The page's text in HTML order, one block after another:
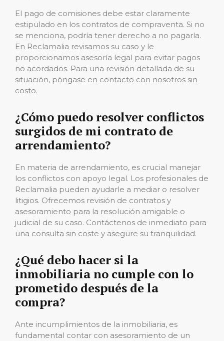
El pago de comisiones debe estar claramente
estipulado en los contratos de compraventa. Si no
se menciona, podría tener derecho a no pagarla.
En Reclamalia revisamos su caso y le
proporcionamos asesoría legal para evitar pagos
no acordados. Para una revisión detallada de su
situación, póngase en contacto con nosotros sin
costo.
¿Cómo puedo resolver conflictos
surgidos de mi contrato de
arrendamiento?
En materia de arrendamiento, es crucial manejar
los conflictos con apoyo legal. Los profesionales de
Reclamalia pueden ayudarle a mediar o resolver
litigios. Ofrecemos revisión de contratos y
asesoramiento para la resolución amigable o
judicial de su caso. Contáctenos de inmediato para
una consulta sin coste y asegure su tranquilidad.
¿Qué debo hacer si la
inmobiliaria no cumple con lo
prometido después de la
compra?
Ante incumplimientos de la inmobiliaria, es
fundamental contar con asesoramiento de un